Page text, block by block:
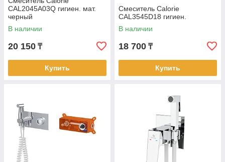
CAL2045A03Q гигиен. мат.
черный
В наличии
20 150 ₸
Купить
Смеситель Calorie
CAL3545D18 гигиен.
В наличии
18 700 ₸
Купить